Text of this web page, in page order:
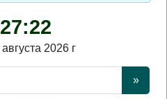
2026 г